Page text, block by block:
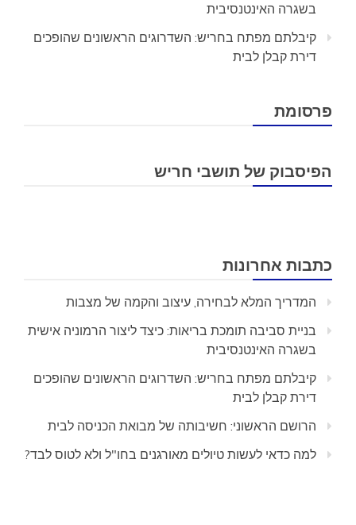
בשגרה האינטנסיבית
קיבלתם מפתח בחריש: השדרוגים הראשונים שהופכים
דירת קבלן לבית
פרסומת
הפיסבוק של תושבי חריש
כתבות אחרונות
המדריך המלא לבחירה, עיצוב והקמה של מצבות
בניית סביבה תומכת בריאות: כיצד ליצור הרמוניה אישית
בשגרה האינטנסיבית
קיבלתם מפתח בחריש: השדרוגים הראשונים שהופכים
דירת קבלן לבית
הרושם הראשוני: חשיבותה של מבואת הכניסה לבית
למה כדאי לעשות טיולים מאורגנים בחו"ל ולא לטוס לבד?